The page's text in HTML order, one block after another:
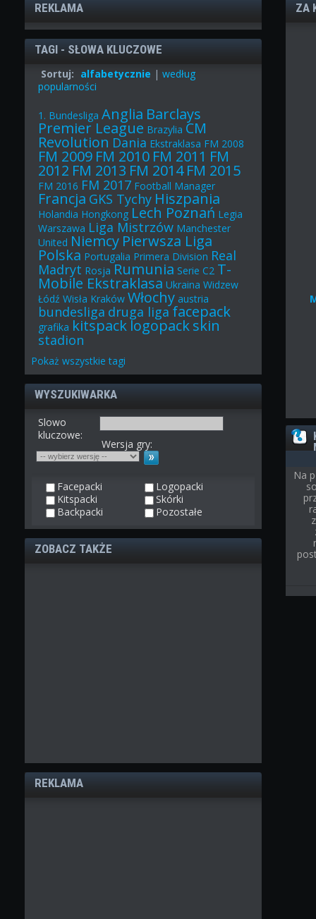
REKLAMA
TAGI - SŁOWA KLUCZOWE
Sortuj: alfabetycznie |według
popularności
1. Bundesliga Anglia Barclays
Premier League Brazylia CM
Revolution Dania Ekstraklasa FM 2008
FM 2009 FM 2010 FM 2011 FM
2012 FM 2013 FM 2014 FM 2015
FM 2016 FM 2017 Football Manager
Francja GKS Tychy Hiszpania
Holandia Hongkong Lech Poznań Legia
Warszawa Liga Mistrzów Manchester
United Niemcy Pierwsza Liga
Polska Portugalia Primera Division Real
Madryt Rosja Rumunia Serie C2 T-
Mobile Ekstraklasa Ukraina Widzew
Łódź Wisła Kraków Włochy austria
bundesliga druga ligafacepack
grafika kitspacklogopackskin
stadion
Pokażwszystkie tagi
WYSZUKIWARKA
Slowo
kluczowe:
Wersja gry:
Facepacki
Logopacki
Kitspacki
Skórki
Backpacki
Pozostałe
ZOBACZ TAKŻE
REKLAMA
ZA
Na